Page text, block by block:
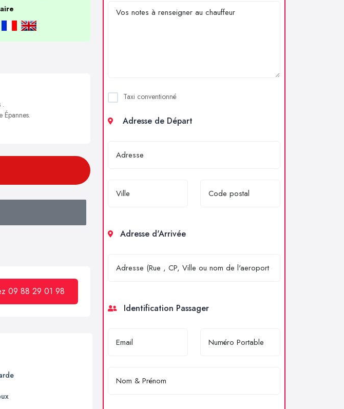
.
09 88 29 01 98
Taxi conventionné
Adresse de Départ
Adresse d'Arrivée
Identification Passager